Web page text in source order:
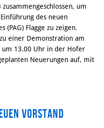
um
des neuen
(PAG) Flagge zu zeigen.
einer Demonstration am
um 13.00 Uhr in der Hofer
Neuerungen auf, mit
Vorstand